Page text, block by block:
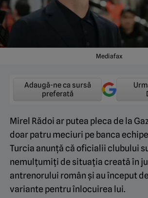
Mediafax
Adaugă-ne ca sursă
preferată
Mirel Rădoi ar putea pleca de la
doar patru meciuri pe banca
Turcia anunță că oficialii clubului
nemulțumiți de situația creată în
antrenorului român și au început
variante pentru înlocuirea lui.